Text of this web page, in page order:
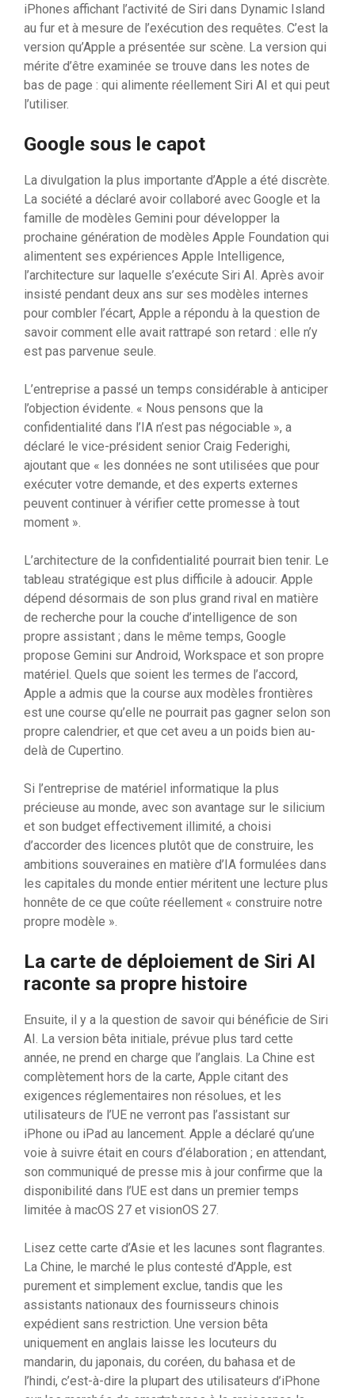
iPhones affichant l’activité de Siri dans Dynamic Island
au fur et à mesure de l’exécution des requêtes. C’est la
version qu’Apple a présentée sur scène. La version qui
mérite d’être examinée se trouve dans les notes de
bas de page : qui alimente réellement Siri AI et qui peut
l’utiliser.
Google sous le capot
La divulgation la plus importante d’Apple a été discrète.
La société a déclaré avoir collaboré avec Google et la
famille de modèles Gemini pour développer la
prochaine génération de modèles Apple Foundation qui
alimentent ses expériences Apple Intelligence,
l’architecture sur laquelle s’exécute Siri AI. Après avoir
insisté pendant deux ans sur ses modèles internes
pour combler l’écart, Apple a répondu à la question de
savoir comment elle avait rattrapé son retard : elle n’y
est pas parvenue seule.
L’entreprise a passé un temps considérable à anticiper
l’objection évidente. « Nous pensons que la
confidentialité dans l’IA n’est pas négociable », a
déclaré le vice-président senior Craig Federighi,
ajoutant que « les données ne sont utilisées que pour
exécuter votre demande, et des experts externes
peuvent continuer à vérifier cette promesse à tout
moment ».
L’architecture de la confidentialité pourrait bien tenir. Le
tableau stratégique est plus difficile à adoucir. Apple
dépend désormais de son plus grand rival en matière
de recherche pour la couche d’intelligence de son
propre assistant ; dans le même temps, Google
propose Gemini sur Android, Workspace et son propre
matériel. Quels que soient les termes de l’accord,
Apple a admis que la course aux modèles frontières
est une course qu’elle ne pourrait pas gagner selon son
propre calendrier, et que cet aveu a un poids bien au-
delà de Cupertino.
Si l’entreprise de matériel informatique la plus
précieuse au monde, avec son avantage sur le silicium
et son budget effectivement illimité, a choisi
d’accorder des licences plutôt que de construire, les
ambitions souveraines en matière d’IA formulées dans
les capitales du monde entier méritent une lecture plus
honnête de ce que coûte réellement « construire notre
propre modèle ».
La carte de déploiement de Siri AI
raconte sa propre histoire
Ensuite, il y a la question de savoir qui bénéficie de Siri
AI. La version bêta initiale, prévue plus tard cette
année, ne prend en charge que l’anglais. La Chine est
complètement hors de la carte, Apple citant des
exigences réglementaires non résolues, et les
utilisateurs de l’UE ne verront pas l’assistant sur
iPhone ou iPad au lancement. Apple a déclaré qu’une
voie à suivre était en cours d’élaboration ; en attendant,
son communiqué de presse mis à jour confirme que la
disponibilité dans l’UE est dans un premier temps
limitée à macOS 27 et visionOS 27.
Lisez cette carte d’Asie et les lacunes sont flagrantes.
La Chine, le marché le plus contesté d’Apple, est
purement et simplement exclue, tandis que les
assistants nationaux des fournisseurs chinois
expédient sans restriction. Une version bêta
uniquement en anglais laisse les locuteurs du
mandarin, du japonais, du coréen, du bahasa et de
l’hindi, c’est-à-dire la plupart des utilisateurs d’iPhone